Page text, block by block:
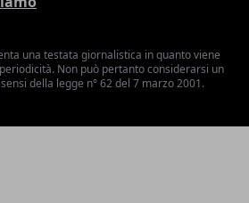
una testata giornalistica in quanto viene
Non può pertanto considerarsi un
della legge n° 62 del 7 marzo 2001.